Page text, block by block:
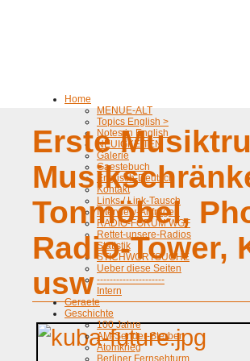
Home
MENUE-ALT
Topics English >
Notes in English
NEUIGKEITEN
Galerie
Gaestebuch
Englisch-Deutsch
Kontakt
Links / Link-Tausch
Interview-Anfragen
RADIO-FORUM WGF
Rettet-unsere-Radios
Statistik
STICHWORTSUCHE
Ueber diese Seiten
---------------------
Intern
Geraete
Geschichte
100 Jahre
AM-Sender-Sterben
Atomkrieg
Berliner Fernsehturm
Erste
Tonmöbel,
Radio-Tower,
usw